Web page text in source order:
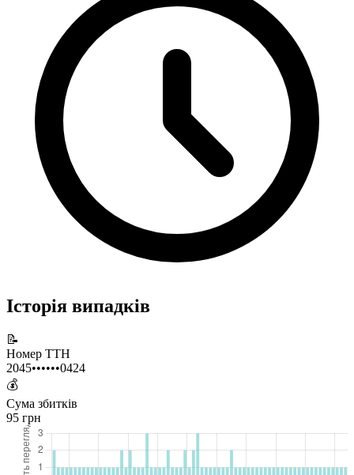
Історія випадків
📝
Номер ТТН
2045••••••0424
💰
Сума збитків
95 грн